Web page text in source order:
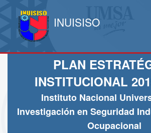
INUISISO
PLAN
INSTITUCIONAL
Instituto Nacional
Investigación en Seguridad
Ocupacional